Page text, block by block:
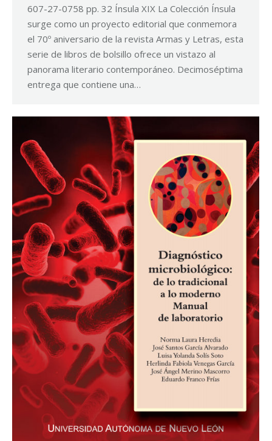
607-27-0758 pp. 32 Ínsula XIX La Colección Ínsula
surge como un proyecto editorial que conmemora
el 70º aniversario de la revista Armas y Letras, esta
serie de libros de bolsillo ofrece un vistazo al
panorama literario contemporáneo. Decimoséptima
entrega que contiene una…